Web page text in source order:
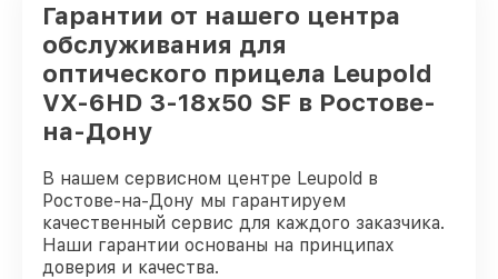
Гарантии от нашего центра
обслуживания для
оптического прицела Leupold
VX-6HD 3-18x50 SF в Ростове-
на-Дону
В нашем сервисном центре Leupold в
Ростове-на-Дону мы гарантируем
качественный сервис для каждого заказчика.
Наши гарантии основаны на принципах
доверия и качества.